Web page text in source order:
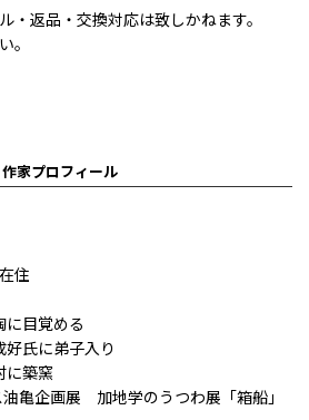
・返品・交換対応は致しかねます。
。
作家プロフィール
住
れ
に目覚める
好氏に弟子入り
築窯
亀企画展 加地学のうつわ展「箱船」